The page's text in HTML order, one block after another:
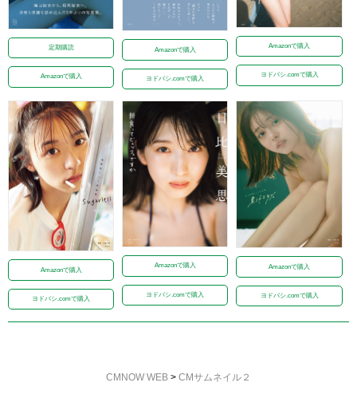
定期購読
Amazonで購入
Amazonで購入
ヨドバシ.comで購入
Amazonで購入
ヨドバシ.comで購入
Amazonで購入
ヨドバシ.comで購入
Amazonで購入
ヨドバシ.comで購入
Amazonで購入
ヨドバシ.comで購入
CMNOW WEB > CMサムネイル２